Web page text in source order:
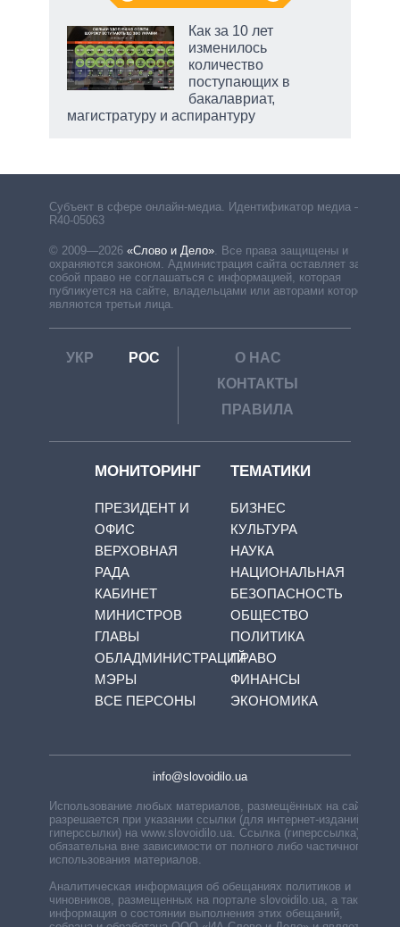
Как за 10 лет
изменилось
количество
поступающих в
бакалавриат,
магистратуру и аспирантуру
Субъект в сфере онлайн-медиа. Идентификатор медиа –
R40-05063
© 2009—2026 «Слово и Дело». Все права защищены и
охраняются законом. Администрация сайта оставляет за
собой право не соглашаться с информацией, которая
публикуется на сайте, владельцами или авторами которой
являются третьи лица.
УКР РОС
О НАС
КОНТАКТЫ
ПРАВИЛА
МОНИТОРИНГ
ПРЕЗИДЕНТ И
ОФИС
ВЕРХОВНАЯ
РАДА
КАБИНЕТ
МИНИСТРОВ
ГЛАВЫ
ОБЛАДМИНИСТРАЦИЙ
МЭРЫ
ВСЕ ПЕРСОНЫ
ТЕМАТИКИ
БИЗНЕС
КУЛЬТУРА
НАУКА
НАЦИОНАЛЬНАЯ
БЕЗОПАСНОСТЬ
ОБЩЕСТВО
ПОЛИТИКА
ПРАВО
ФИНАНСЫ
ЭКОНОМИКА
info@slovoidilo.ua
Использование любых материалов, размещённых на сайте,
разрешается при указании ссылки (для интернет-изданий —
гиперссылки) на www.slovoidilo.ua. Ссылка (гиперссылка)
обязательна вне зависимости от полного либо частичного
использования материалов.
Аналитическая информация об обещаниях политиков и
чиновников, размещенных на портале slovoidilo.ua, а также
информация о состоянии выполнения этих обещаний,